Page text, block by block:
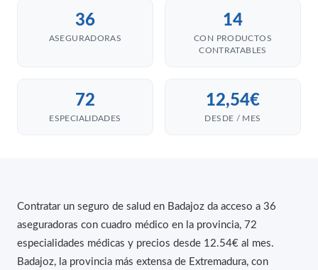
36
ASEGURADORAS
14
CON PRODUCTOS
CONTRATABLES
72
ESPECIALIDADES
12,54€
DESDE / MES
Contratar un seguro de salud en Badajoz da acceso a 36
aseguradoras con cuadro médico en la provincia, 72
especialidades médicas y precios desde 12.54€ al mes.
Badajoz, la provincia más extensa de Extremadura, con